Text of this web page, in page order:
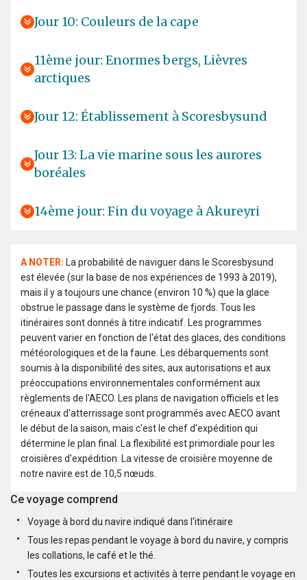
Jour 10: Couleurs de la cape
11ème jour: Enormes bergs, Lièvres
arctiques
Jour 12: Établissement à Scoresbysund
Jour 13: La vie marine sous les aurores
boréales
14ème jour: Fin du voyage à Akureyri
A NOTER: La probabilité de naviguer dans le Scoresbysund
est élevée (sur la base de nos expériences de 1993 à 2019),
mais il y a toujours une chance (environ 10 %) que la glace
obstrue le passage dans le système de fjords. Tous les
itinéraires sont donnés à titre indicatif. Les programmes
peuvent varier en fonction de l'état des glaces, des conditions
météorologiques et de la faune. Les débarquements sont
soumis à la disponibilité des sites, aux autorisations et aux
préoccupations environnementales conformément aux
règlements de l'AECO. Les plans de navigation officiels et les
créneaux d'atterrissage sont programmés avec AECO avant
le début de la saison, mais c'est le chef d'expédition qui
détermine le plan final. La flexibilité est primordiale pour les
croisières d'expédition. La vitesse de croisière moyenne de
notre navire est de 10,5 nœuds.
Ce voyage comprend
Voyage à bord du navire indiqué dans l'itinéraire
Tous les repas pendant le voyage à bord du navire, y compris
les collations, le café et le thé.
Toutes les excursions et activités à terre pendant le voyage en